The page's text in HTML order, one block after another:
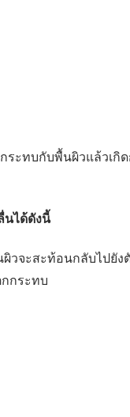
ทบกับพื้นผิวแล้วเกิด
นได้ดังนี้
จะสะท้อนกลับไปยัง
กระทบ